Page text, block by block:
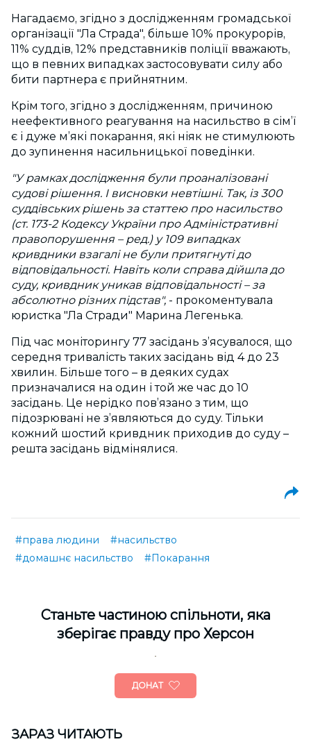
Нагадаємо, згідно з дослідженням громадської
організації "Ла Страда", більше 10% прокурорів,
11% суддів, 12% представників поліції вважають,
що в певних випадках застосовувати силу або
бити партнера є прийнятним.
Крім того, згідно з дослідженням, причиною
неефективного реагування на насильство в сім’ї
є і дуже м’які покарання, які ніяк не стимулюють
до зупинення насильницької поведінки.
"У рамках дослідження були проаналізовані
судові рішення. І висновки невтішні. Так, із 300
суддівських рішень за статтею про насильство
(ст. 173-2 Кодексу України про Адміністративні
правопорушення – ред.) у 109 випадках
кривдники взагалі не були притягнуті до
відповідальності. Навіть коли справа дійшла до
суду, кривдник уникав відповідальності – за
абсолютно різних підстав", - прокоментувала
юристка "Ла Стради" Марина Легенька.
Під час моніторингу 77 засідань з’ясувалося, що
середня тривалість таких засідань від 4 до 23
хвилин. Більше того – в деяких судах
призначалися на один і той же час до 10
засідань. Це нерідко пов’язано з тим, що
підозрювані не з’являються до суду. Тільки
кожний шостий кривдник приходив до суду –
решта засідань відмінялися.
#права людини
#насильство
#домашнє насильство
#Покарання
Cтаньте частиною спільноти, яка
зберігає правду про Херсон
ДОНАТ
ЗАРАЗ ЧИТАЮТЬ